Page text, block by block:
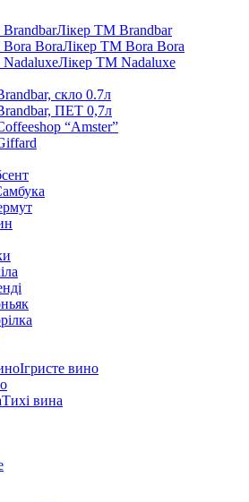
Лікер ТМ Brandbar
Лікер ТМ Bora Bora
Лікер ТМ Nadaluxe
скло 0.7л
ПЕТ 0,7л
“Amster”
Ігристе вино
Тихі вина